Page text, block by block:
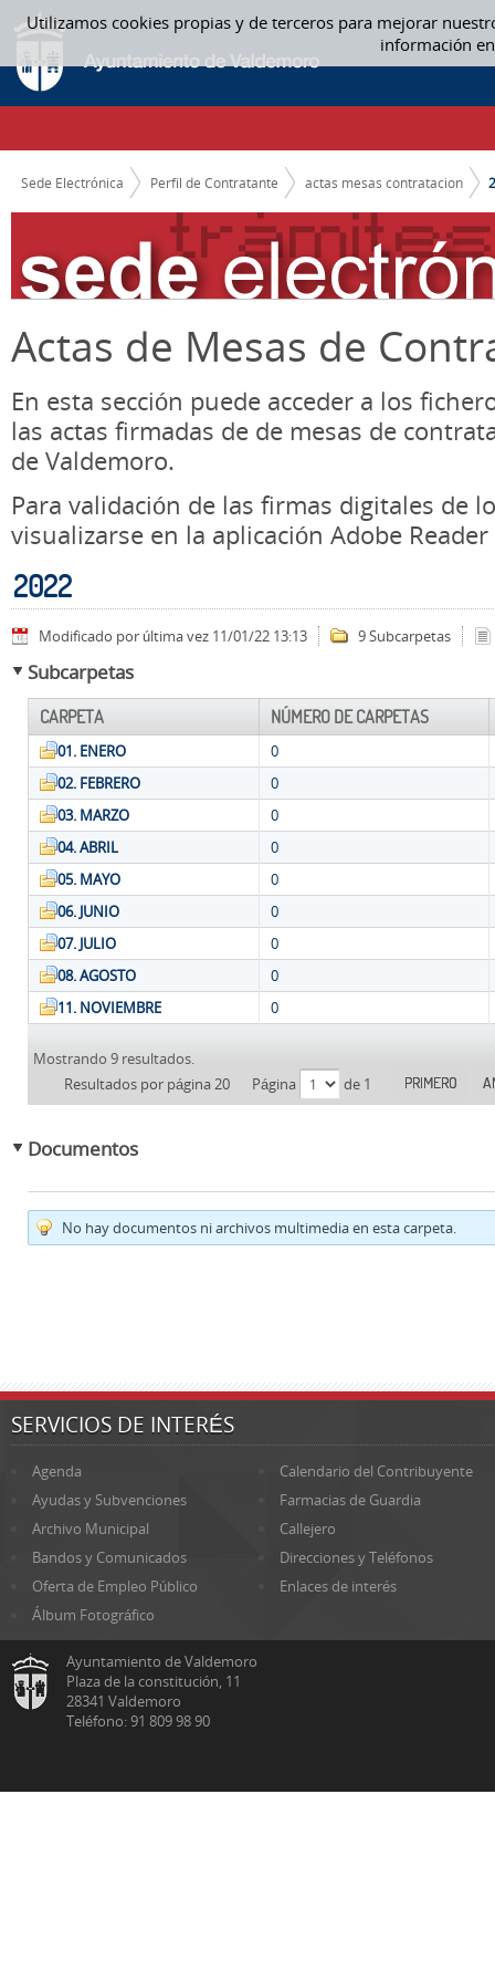
Utilizamos cookies propias y de terceros para mejorar
información
Saltar al contenido
2022 - ACTAS MESAS CONTRATACION
CAMINO DE MIGAS
Sede Electrónica Perfil de Contratante actas mesas contratacion
Actas de Mesas de
En esta sección puede acceder a los
las actas firmadas de de mesas de
de Valdemoro.
Para validación de las firmas digitales de
visualizarse en la aplicación Adobe Reader
2022
Modificado por última vez 11/01/22 13:13 9 Subcarpetas
Subcarpetas
CARPETA NÚMERO DE CARPETAS
01. ENERO
0
02. FEBRERO
0
03. MARZO
0
04. ABRIL
0
05. MAYO
0
06. JUNIO
0
07. JULIO
0
08. AGOSTO
0
11. NOVIEMBRE
0
Mostrando 9 resultados.
Resultados por página 20
Página de 1 PRIMERO
Documentos
No hay documentos ni archivos multimedia en esta carpeta.
SERVICIOS DE INTERÉS
Agenda
Calendario del Contribuyente
Ayudas y Subvenciones
Farmacias de Guardia
Archivo Municipal
Callejero
Bandos y Comunicados
Direcciones y Teléfonos
Oferta de Empleo Público
Enlaces de interés
Álbum Fotográfico
Ayuntamiento de Valdemoro
Plaza de la constitución, 11
28341 Valdemoro
Teléfono: 91 809 98 90